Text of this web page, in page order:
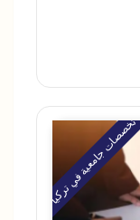
تخصصات جامعية في تركيا